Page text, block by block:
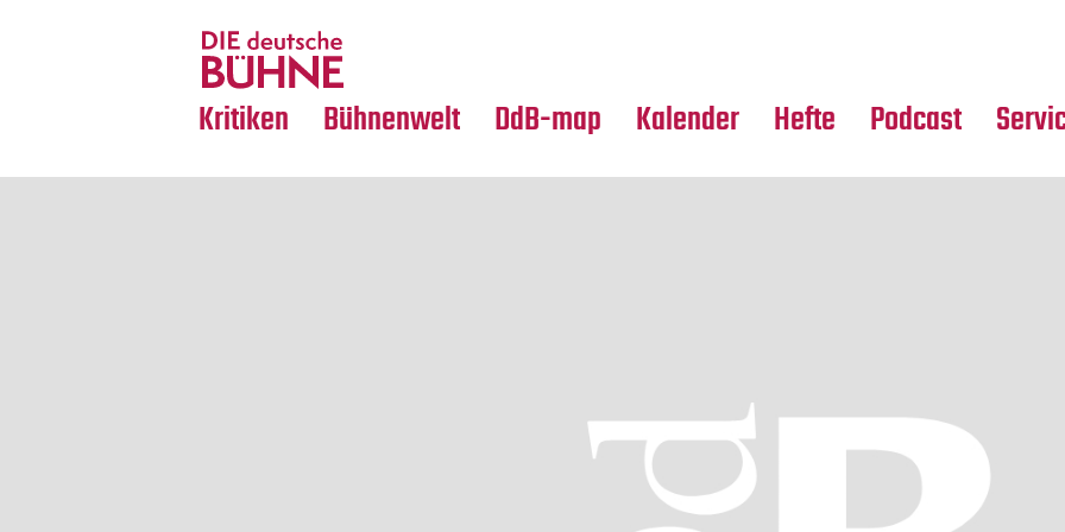
Kritiken
Crossover
Bühnenwelt
Medientipps
DdB-map Kalender Hefte Podcast